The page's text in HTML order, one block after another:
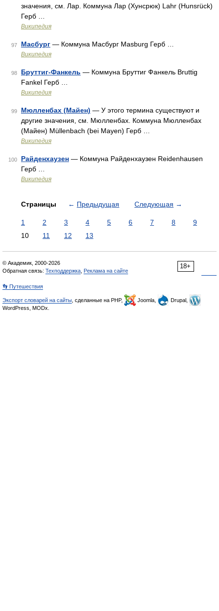
значения, см. Лар. Коммуна Лар (Хунсрюк) Lahr (Hunsrück)
Герб …
Википедия
97 Масбург — Коммуна Масбург Masburg Герб …
Википедия
98 Бруттиг-Фанкель — Коммуна Бруттиг Фанкель Bruttig
Fankel Герб …
Википедия
99 Мюлленбах (Майен) — У этого термина существуют и
другие значения, см. Мюлленбах. Коммуна Мюлленбах
(Майен) Müllenbach (bei Mayen) Герб …
Википедия
100 Райденхаузен — Коммуна Райденхаузен Reidenhausen
Герб …
Википедия
Страницы ← Предыдущая Следующая →
1 2 3 4 5 6 7 8
9
10
11 12 13
18+
© Академик, 2000-2026
Обратная связь: Техподдержка Реклама на сайте
👣 Путешествия
Экспорт словарей на сайты , сделанные на PHP, Joomla,
Drupal,
WordPress, MODx.